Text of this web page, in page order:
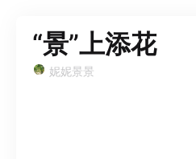
“景”上添花
妮妮景景